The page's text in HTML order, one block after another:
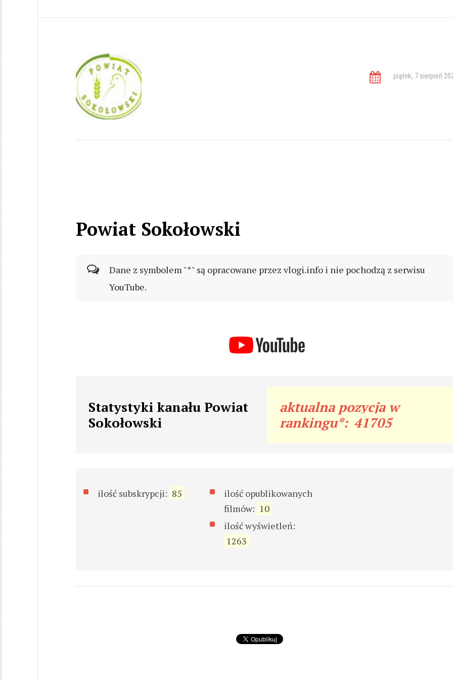
piątek, 7 sierpień
Powiat Sokołowski
Dane z symbolem "*" są opracowane przez vlogi.info i nie pochodzą z serwisu
YouTube.
Statystyki kanału Powiat
Sokołowski
aktualna pozycja w
rankingu*: 41705
ilość subskrypcji: 85
ilość opublikowanych
filmów: 10
ilość wyświetleń:
1263